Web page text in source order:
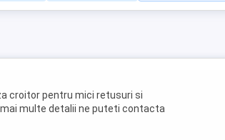
croitor pentru mici retusuri si
multe detalii ne puteti contacta